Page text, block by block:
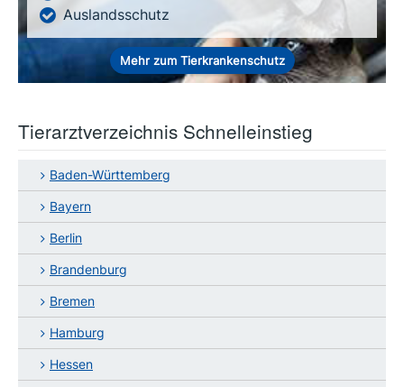
Auslandsschutz
Mehr zum Tierkrankenschutz
Tierarztverzeichnis Schnelleinstieg
Baden-Württemberg
Bayern
Berlin
Brandenburg
Bremen
Hamburg
Hessen